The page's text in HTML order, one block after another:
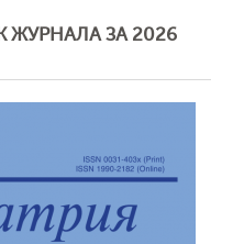
ЗА 2026